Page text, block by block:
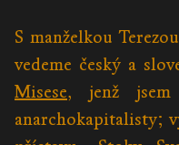
S manželkou
vedeme český a
Misese, jenž
anarchokapitalisty;